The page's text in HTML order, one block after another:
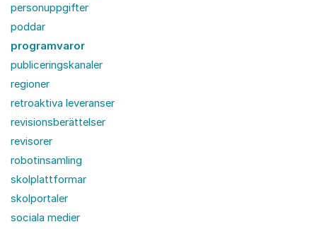
personuppgifter
poddar
programvaror
publiceringskanaler
regioner
retroaktiva leveranser
revisionsberättelser
revisorer
robotinsamling
skolplattformar
skolportaler
sociala medier